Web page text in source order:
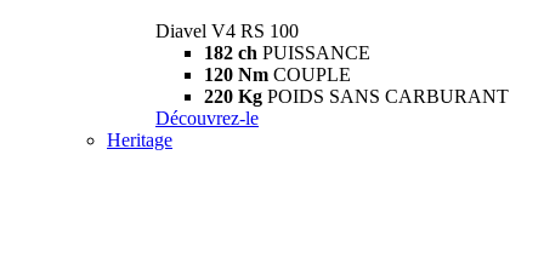
Diavel V4 RS 100
182 ch PUISSANCE
120 Nm COUPLE
220 Kg POIDS SANS CARBURANT
Découvrez-le
Heritage